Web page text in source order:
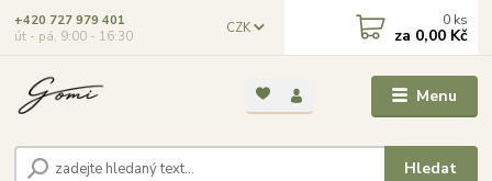
Menu
CZK
Hledat
+420 727 979 401
út - pá, 9:00 - 16:30
0 ks
za 0,00 Kč